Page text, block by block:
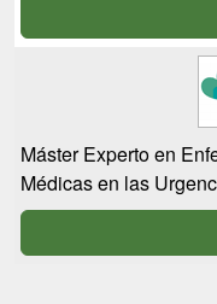
Máster Experto en
Médicas en las